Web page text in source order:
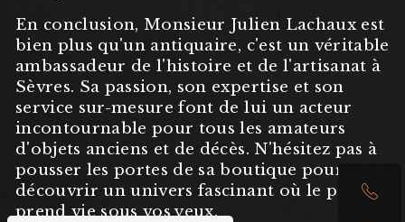
En conclusion, Monsieur Julien Lachaux est
bien plus qu'un antiquaire, c'est un véritable
ambassadeur de l'histoire et de l'artisanat à
Sèvres. Sa passion, son expertise et son
service sur-mesure font de lui un acteur
incontournable pour tous les amateurs
d'objets anciens et de décès. N'hésitez pas à
pousser les portes de sa boutique pour
découvrir un univers fascinant où le passé
prend vie sous vos yeux.